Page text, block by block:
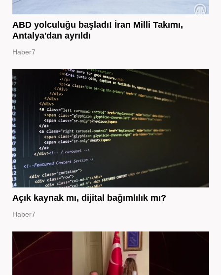
ABD yolculuğu başladı! İran Milli Takımı,
Antalya'dan ayrıldı
Haber7
Açık kaynak mı, dijital bağımlılık mı?
Haber7